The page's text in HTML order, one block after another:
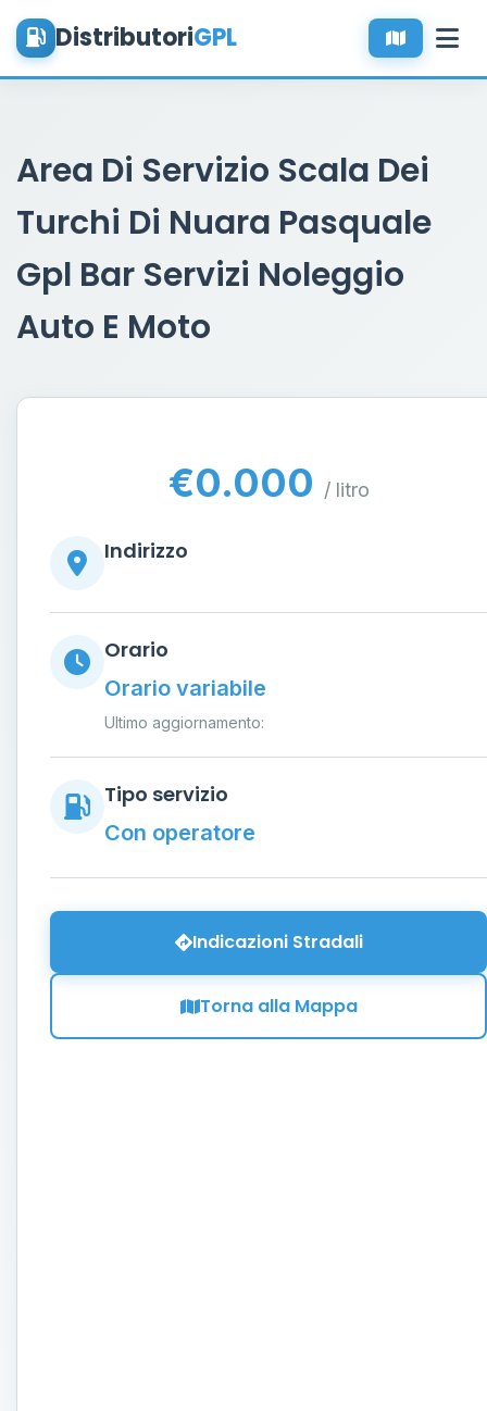
DistributoriGPL
Area Di Servizio Scala Dei
Turchi Di Nuara Pasquale
Gpl Bar Servizi Noleggio
Auto E Moto
€0.000 / litro
Indirizzo
Orario
Orario variabile
Ultimo aggiornamento:
Tipo servizio
Con operatore
Indicazioni Stradali
Torna alla Mappa